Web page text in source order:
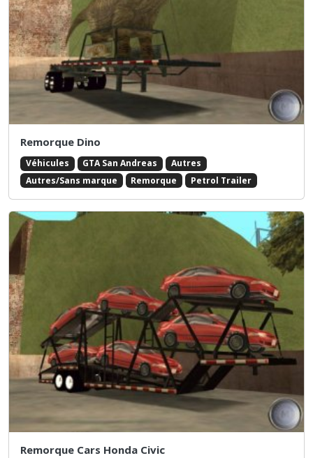
Remorque Dino
Véhicules GTA San Andreas
Autres
Autres/Sans marque
Remorque Petrol Trailer
Remorque Cars Honda Civic